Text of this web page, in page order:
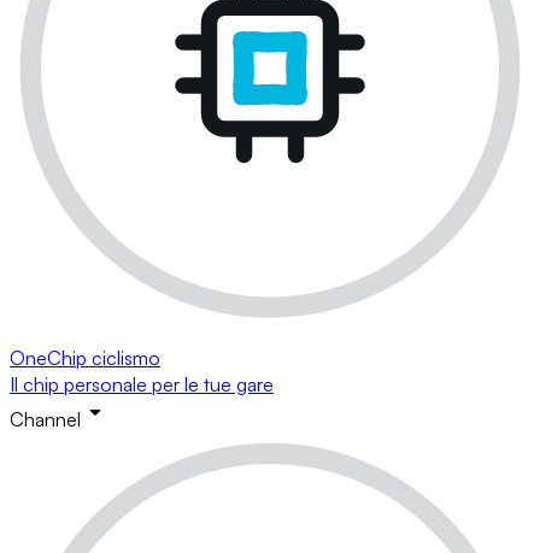
OneChip ciclismo
Il chip personale per le tue gare
Channel